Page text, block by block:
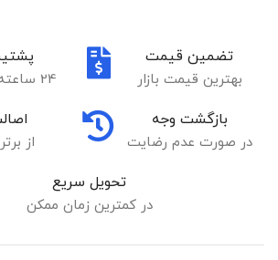
تضمین قیمت
بهترین قیمت بازار 24 ساعته، 7 روز هفته
بازگشت وجه
در صورت عدم رضایت از
تحویل سریع
در کمترین زمان ممکن